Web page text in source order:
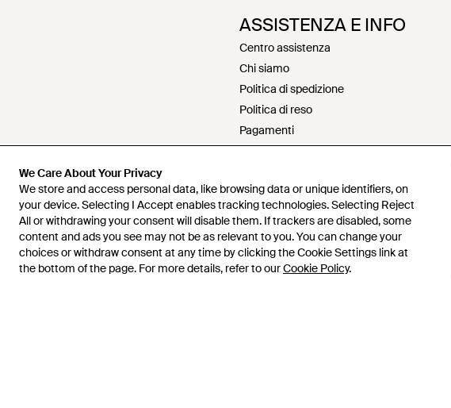
We Care About Your Privacy
We store and access personal data, like browsing data or unique identifiers, on
your device. Selecting I Accept enables tracking technologies. Selecting Reject
All or withdrawing your consent will disable them. If trackers are disabled, some
content and ads you see may not be as relevant to you. You can change your
choices or withdraw consent at any time by clicking the Cookie Settings link at
the bottom of the page. For more details, refer to ourCookie Policy.
ASSISTENZA E INFO
Centro assistenza
Chi siamo
Politica di spedizione
Politica di reso
Pagamenti
Politica di rimborso
Contattaci
Condizioni d'uso
Informativa sulla privacy e sull'uso dei
Proprietà intellettuale